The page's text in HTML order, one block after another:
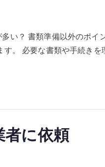
い？ 書類準備以外のポイ
。 必要な書類や手続きを
に依頼